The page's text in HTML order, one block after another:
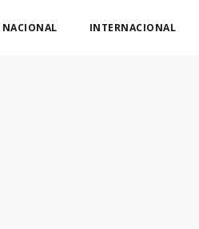
NACIONAL INTERNACIONAL